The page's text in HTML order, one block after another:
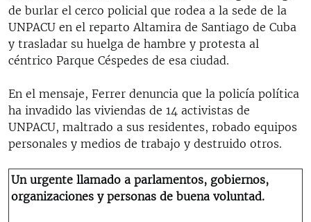
de burlar el cerco policial que rodea a la sede de la
UNPACU en el reparto Altamira de Santiago de Cuba
y trasladar su huelga de hambre y protesta al
céntrico Parque Céspedes de esa ciudad.
En el mensaje, Ferrer denuncia que la policía política
ha invadido las viviendas de 14 activistas de
UNPACU, maltrado a sus residentes, robado equipos
personales y medios de trabajo y destruido otros.
Un urgente llamado a parlamentos, gobiernos,
organizaciones y personas de buena voluntad.